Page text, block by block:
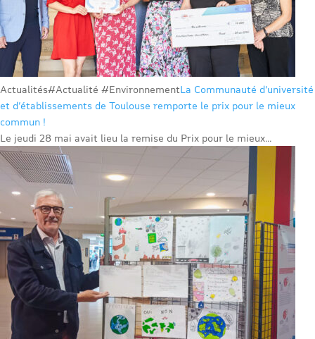
Actualités#Actualité #EnvironnementLa Communauté d’université
et d’établissements de Toulouse remporte le prix pour le mieux
commun !
Le jeudi 28 mai avait lieu la remise du Prix pour le mieux...